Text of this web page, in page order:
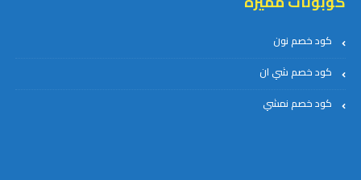
كود خصم نون
كود خصم شي ان
كود خصم نمشي